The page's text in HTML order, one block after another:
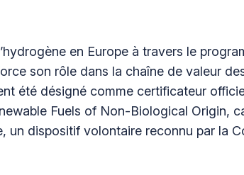
en Europe à travers le
son rôle dans la chaîne de valeur
été désigné comme certificateur
Fuels of Non-Biological Origin,
un dispositif volontaire reconnu par la